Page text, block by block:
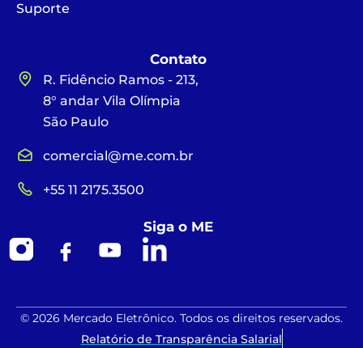
Suporte
Contato
R. Fidêncio Ramos - 213,
8° andar Vila Olímpia
São Paulo
comercial@me.com.br
+55 11 2175.3500
Siga o ME
© 2026 Mercado Eletrônico. Todos os direitos reservados.
Relatório de Transparência Salarial